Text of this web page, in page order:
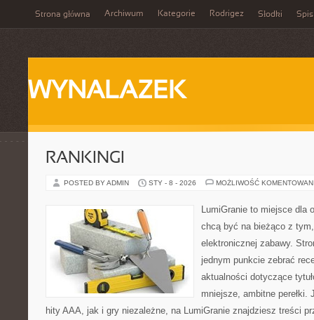
Strona główna Archiwum Kategorie Rodrigez Słodki Spis
WYNALAZEK
RANKINGI
POSTED BY ADMIN STY - 8 - 2026 MOŻLIWOŚĆ
LumiGranie to miejsce dla
chcą być na bieżąco z
elektronicznej zabawy.
jednym punkcie zebrać
aktualności dotyczące
mniejsze, ambitne perełki.
hity AAA, jak i gry niezależne, na LumiGranie znajdziesz treści